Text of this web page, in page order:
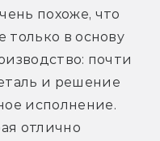
похоже, что
только в основу
почти
и решение
исполнение.
отлично